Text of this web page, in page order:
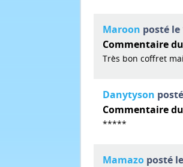
Maroon posté le
Commentaire
Très bon coffret
Danytyson
Commentaire
*****
Mamazo posté